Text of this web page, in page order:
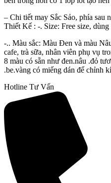
– Chi tiết may Sắc Sảo, phía sau
Thiết Kế : -. Size: Free size,
-.. Màu sắc: Màu Đen và màu
cafe, trà sữa, nhân viên phụ vụ
8 màu có sẵn như đen.nâu .đỏ
.be.vàng có miếng dán để chỉnh
Hotline Tư Vấn